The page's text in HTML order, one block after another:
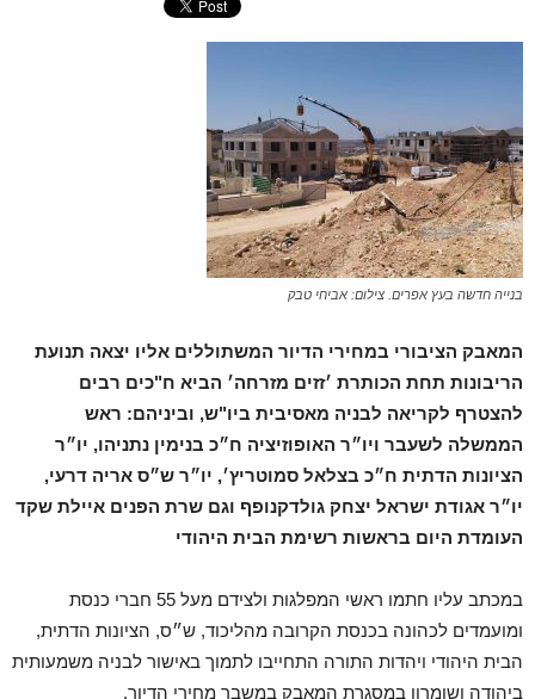
בנייה חדשה בעץ אפרים. צילום: אביחי טבק
המאבק הציבורי במחירי הדיור המשתוללים אליו יצאה תנועת
הריבונות תחת הכותרת ׳זזים מזרחה׳ הביא ח"כים רבים
להצטרף לקריאה לבניה מאסיבית ביו"ש, וביניהם: ראש
הממשלה לשעבר ויו״ר האופוזיציה ח״כ בנימין נתניהו, יו״ר
הציונות הדתית ח״כ בצלאל סמוטריץ׳, יו״ר ש״ס אריה דרעי,
יו״ר אגודת ישראל יצחק גולדקנופף וגם שרת הפנים איילת שקד
העומדת היום בראשות רשימת הבית היהודי
במכתב עליו חתמו ראשי המפלגות ולצידם מעל 55 חברי כנסת
ומועמדים לכהונה בכנסת הקרובה מהליכוד, ש״ס, הציונות הדתית,
הבית היהודי ויהדות התורה התחייבו לתמוך באישור לבניה משמעותית
ביהודה ושומרון במסגרת המאבק במשבר מחירי הדיור.